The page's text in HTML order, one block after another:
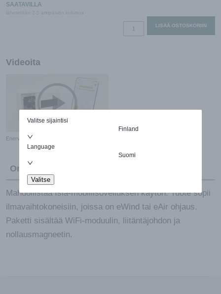
Valitse sijaintisi
Finland
Language
Suomi
Valitse
SAATAVILLA
Isla-
WiFi-
LISÄÄ OSTOSKORIIN
Videoita
Enervent WiFi -yhdistäminen
Ominaisuudet
Mahdollistaa Isla-mobiilisovelluksen käytön. Tuote sopii
ilmavaihtokoneisiin, joissa on eWind tai eAir ohjaus.
Paketti sisältää WiFi-moduulin, liitäntäjohdon ja
nollausmagneetin.